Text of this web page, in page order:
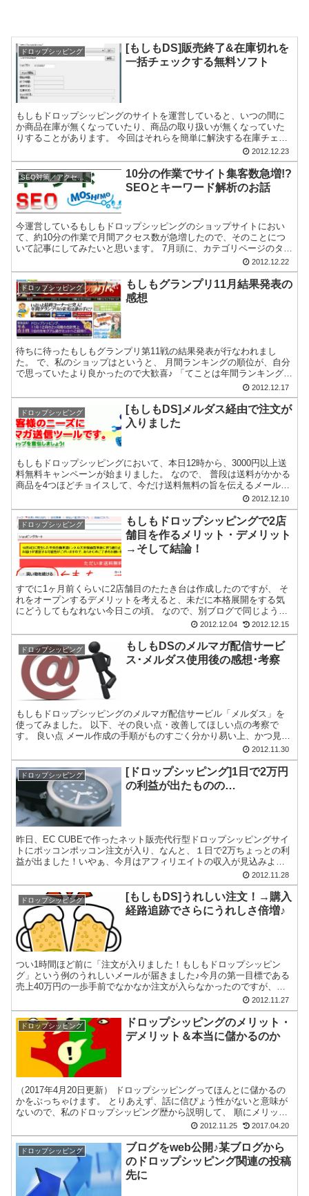
ドロップシッピング
[もしもDS]販売終了&在庫切れを
一括チェックする無料ソフト
もしもドロップシッピングのサイトを運営していると、いつの間に
か商品在庫が無くなっていたり、商品の取り扱いが無くなっていた
りすることがあります。 今回はそれらを簡単に解決する在庫チェッ
カーソフトを紹介します。 その名も商品在庫＆価格チェックツ...
2012.12.23
SEO対策／アクセス解析
10分の作業でサイト集客数急増!?
SEOとキーワード解析のお話
今運営しているもしもドロップシッピングのショップサイトにおい
て、約10分の作業で月間アクセス数が急増したので、そのことにつ
いて記事にしてみたいと思います。 7月頭に、カテゴリページのタイ
2012.12.22
ドロップシッピング
もしもグランプリ11月結果発表の
感想
待ちに待ったもしもグランプリ第11戦の結果発表が行なわれまし
た。 で、私のショップはというと、 月間ランキングの順位が、自分
で思っていたより良かったので大歓喜♪ 「てことは年間ランキングの
順位も結構上がってるんじゃない！？」と思って、喜び勇...2012.12.17
ドロップシッピング
[もしもDS]メルダス経由で注文が
入りました
もしもドロップシッピングにおいて、本日12時から、3000円以上送
料無料キャンペーンが始まりました。 なので、 普段は送料がかかる
商品を4つほどチョイスして、今だけ送料無料の旨を伝えるメール
2012.12.10
ドロップシッピング
もしもドロップシッピングで2店
舗目を作るメリット・デメリット
→そして結論！
すでに1ヶ月前くらいに2店舗目のたたき台は作成したのですが、 そ
れをオープンするデメリットを考えると、未だに本格展開をする気
にどうしてもなれない今日この頃。 なので、別ブログで同じような
内容を一度書いたのですが、 良い点悪い点を再整理するこ...
2012.12.04 2012.12.15
ドロップシッピング
もしもDSのメルマガ配信サービ
ス･メルダス使用後の感想･考察
もしもドロップシッピングのメルマガ配信サービル「メルダス」を
使ってみました。 以下、その良い点・改善してほしい点の考察で
す。 良い点 メール作成の手順がものすごく分かり易い上、かつ見栄
えのするメールを簡単に配信することができます♪ 配信する...2012.11.30
ドロップシッピング
[ドロップシッピング]1日で2万円
の利益が出たものの…
昨日、EC CUBEで作ったネット販売代行型ドロップシッピングサイ
トにポッコンポッコン注文が入り、なんと、１日で2万ちょっとの利
益が出ました！いやぁ、今月はアフィリエイトの収入が見込みより
少なくなりそうだったので、正直その穴埋めとして多いに...2012.11.28
ドロップシッピング
[もしもDS]うれしい注文！→購入
経路追跡でさらにうれしさ倍増♪
つい1時間ほど前に「注文が入りました！もしもドロップシッピン
グ」という例のうれしいメールが届きました♪今月の第一目標である
売上40万円の一歩手前でなかなか注文が入らなかったのですが、こ
の注文でついに達成したのと、お酒も入ってテンション上がっ...
2012.11.27
ドロップシッピング
ドロップシッピングのメリット・
デメリット＆本当に儲かるのか
（2017年4月20日更新） ドロップシッピングってほんとに儲かるの
かをぶっちゃけます。 とりあえず、話に信ぴょう性がないと意味が
ないので、私のドロップシッピング歴から説明して、 順にメリッ
ト、デメリット、本当に儲かるのかを説明したいと思い...
2012.11.25 2017.04.20
ドロップシッピング
ブログをweb公開♪某ブログから
のドロップシッピング関連の投稿
先に